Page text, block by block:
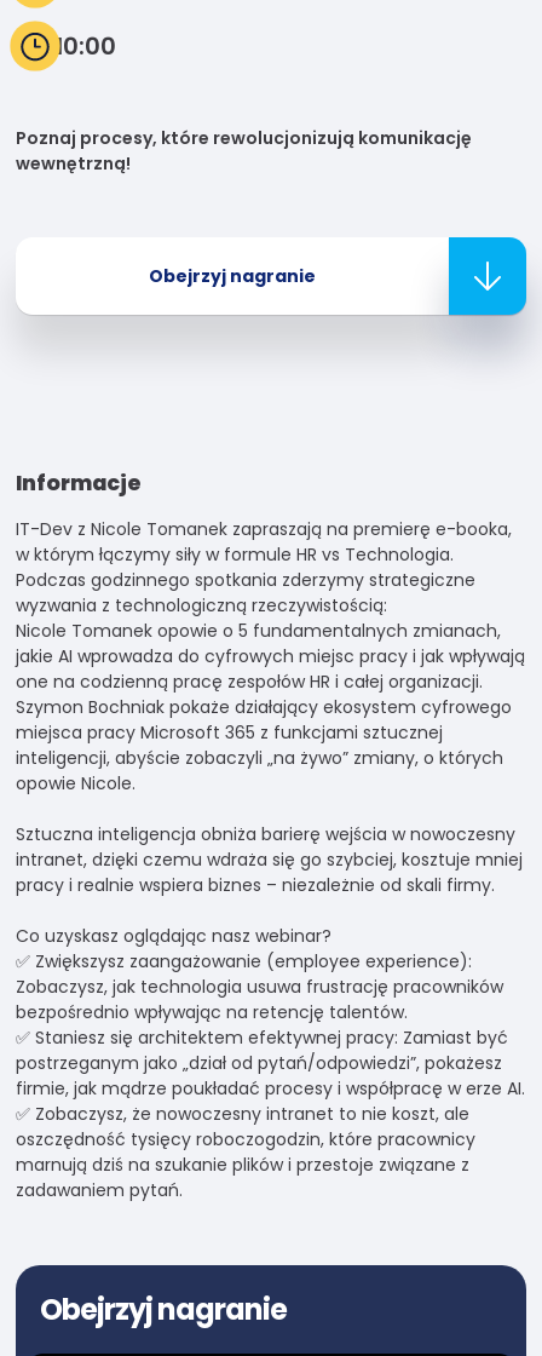
10:00
Poznaj procesy, które rewolucjonizują komunikację
wewnętrzną!
Obejrzyj nagranie
Informacje
IT-Dev z Nicole Tomanek zapraszają na premierę e-booka,
w którym łączymy siły w formule HR vs Technologia.
Podczas godzinnego spotkania zderzymy strategiczne
wyzwania z technologiczną rzeczywistością:
Nicole Tomanek opowie o 5 fundamentalnych zmianach,
jakie AI wprowadza do cyfrowych miejsc pracy i jak wpływają
one na codzienną pracę zespołów HR i całej organizacji.
Szymon Bochniak pokaże działający ekosystem cyfrowego
miejsca pracy Microsoft 365 z funkcjami sztucznej
inteligencji, abyście zobaczyli „na żywo” zmiany, o których
opowie Nicole.
Sztuczna inteligencja obniża barierę wejścia w nowoczesny
intranet, dzięki czemu wdraża się go szybciej, kosztuje mniej
pracy i realnie wspiera biznes – niezależnie od skali firmy.
Co uzyskasz oglądając nasz webinar?
✅ Zwiększysz zaangażowanie (employee experience):
Zobaczysz, jak technologia usuwa frustrację pracowników
bezpośrednio wpływając na retencję talentów.
✅ Staniesz się architektem efektywnej pracy: Zamiast być
postrzeganym jako „dział od pytań/odpowiedzi”, pokażesz
firmie, jak mądrze poukładać procesy i współpracę w erze AI.
✅ Zobaczysz, że nowoczesny intranet to nie koszt, ale
oszczędność tysięcy roboczogodzin, które pracownicy
marnują dziś na szukanie plików i przestoje związane z
zadawaniem pytań.
Obejrzyj nagranie
internetowa
działała jak
nią. Jeśli
Udostępniając
swoje
zainteresowania i
zachowania
podczas
odwiedzania naszej
strony, zwiększasz
szansę na
zobaczenie
spersonalizowanych
treści i ofert.